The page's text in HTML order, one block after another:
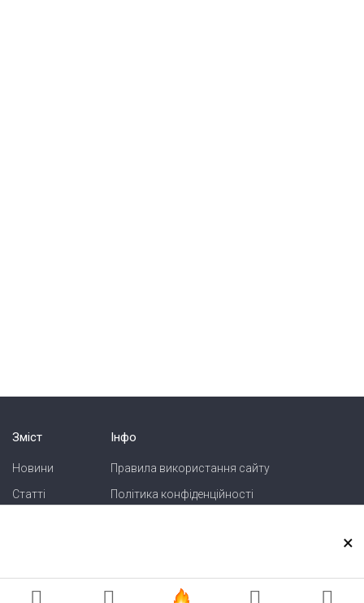
Зміст
Новини
Статті
Інфо
Правила використання сайту
Політика конфіденційності
Реклама на сайті
×